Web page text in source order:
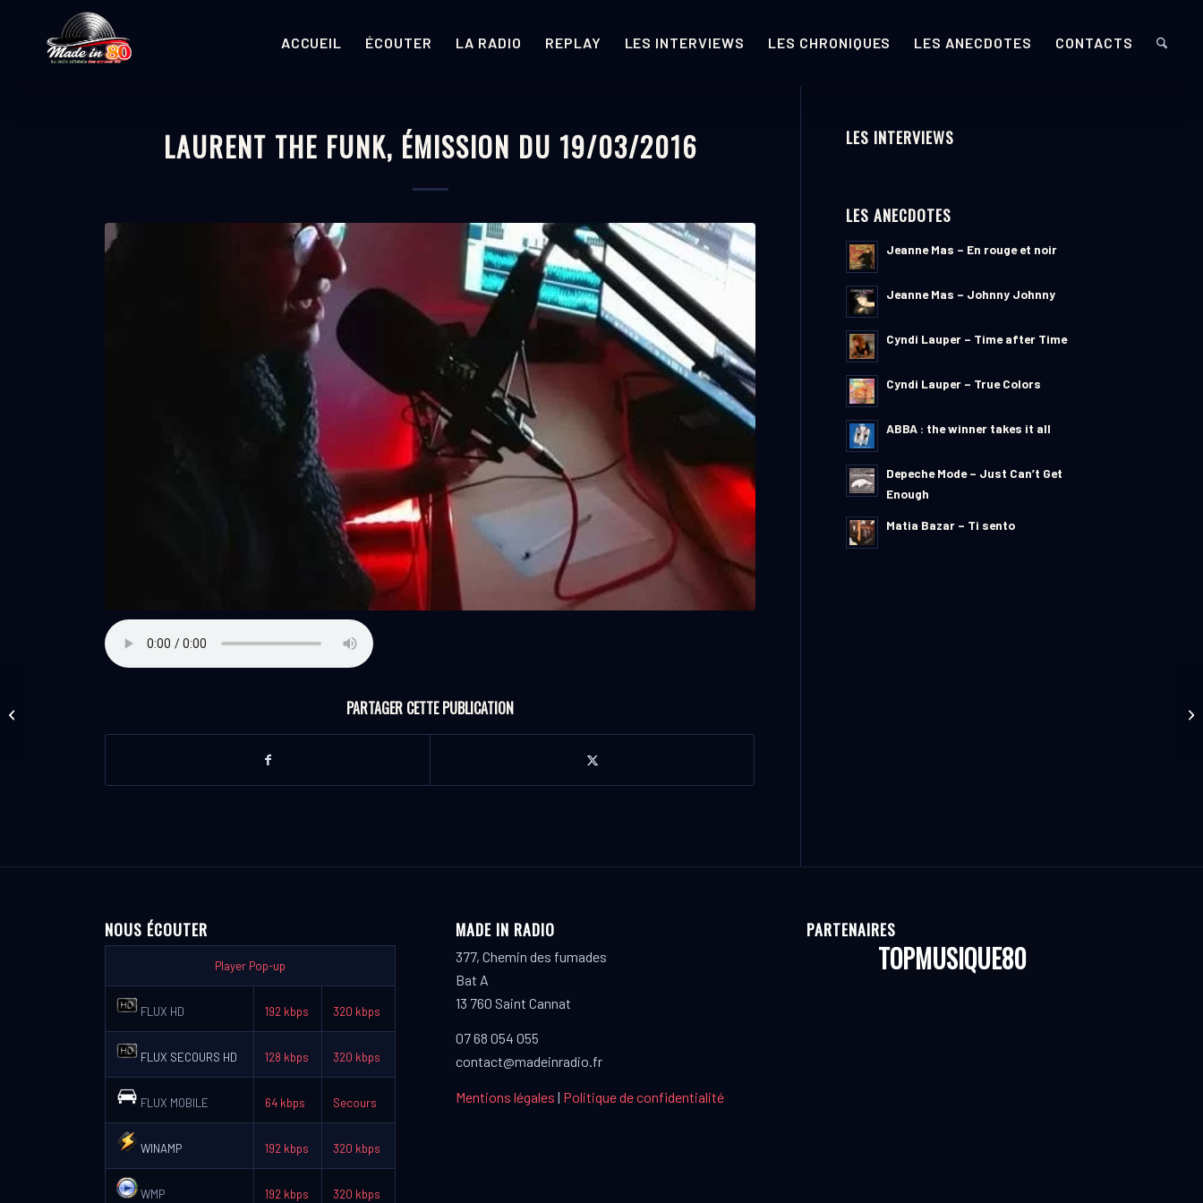
ACCUEIL ÉCOUTER LA RADIO REPLAY LES INTERVIEWS LES CHRONIQUES LES ANECDOTES CONTACTS
LAURENT THE FUNK, ÉMISSION DU 19/03/2016
PARTAGER CETTE PUBLICATION
LES INTERVIEWS
LES ANECDOTES
Jeanne Mas – En rouge et noir
Jeanne Mas – Johnny Johnny
Cyndi Lauper – Time after Time
Cyndi Lauper – True Colors
ABBA : the winner takes it all
Depeche Mode – Just Can’t Get
Enough
Matia Bazar – Ti sento
NOUS ÉCOUTER
Player Pop-up
FLUX HD 192 kbps 320 kbps
FLUX SECOURS HD 128 kbps 320 kbps
FLUX MOBILE 64 kbps Secours
WINAMP 192 kbps 320 kbps
WMP 192 kbps 320 kbps
MADE IN RADIO
377, Chemin des fumades
Bat A
13 760 Saint Cannat
07 68 054 055
contact@madeinradio.fr
Mentions légales | Politique de confidentialité
PARTENAIRES
TOPMUSIQUE80